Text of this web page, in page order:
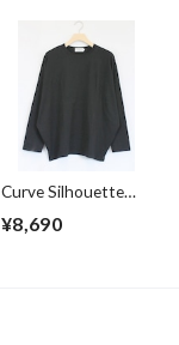
Curve Silhouette
¥8,690